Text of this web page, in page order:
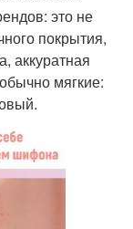
это не
покрытия,
аккуратная
мягкие: